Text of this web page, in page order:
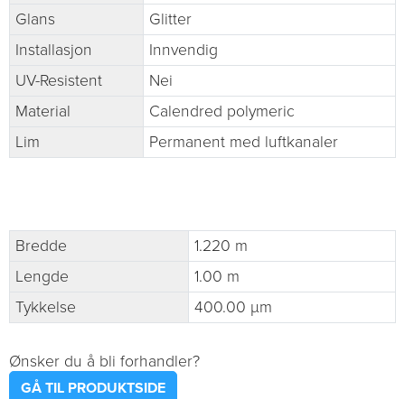
Glans
Glitter
Installasjon
Innvendig
UV-Resistent
Nei
Material
Calendred polymeric
Lim
Permanent med luftkanaler
Bredde
1.220 m
Lengde
1.00 m
Tykkelse
400.00 µm
Ønsker du å bli forhandler?
GÅ TIL PRODUKTSIDE